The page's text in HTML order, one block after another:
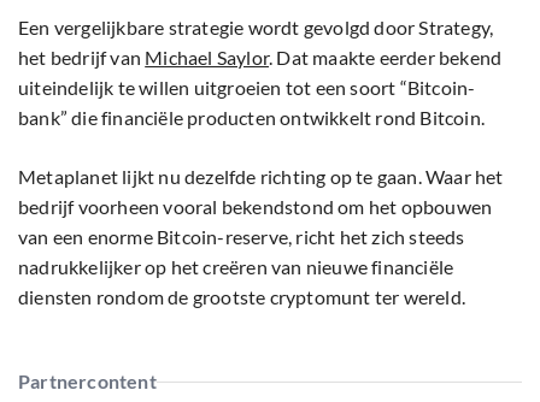
Een vergelijkbare strategie wordt gevolgd door Strategy,
het bedrijf van Michael Saylor. Dat maakte eerder bekend
uiteindelijk te willen uitgroeien tot een soort “Bitcoin-
bank” die financiële producten ontwikkelt rond Bitcoin.
Metaplanet lijkt nu dezelfde richting op te gaan. Waar het
bedrijf voorheen vooral bekendstond om het opbouwen
van een enorme Bitcoin-reserve, richt het zich steeds
nadrukkelijker op het creëren van nieuwe financiële
diensten rondom de grootste cryptomunt ter wereld.
Partnercontent